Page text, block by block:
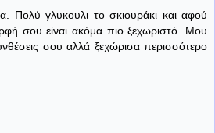
Πολύ γλυκουλι το σκιουράκι και αφού
σου είναι ακόμα πιο ξεχωριστό. Μου
σου αλλά ξεχώρισα περισσότερο